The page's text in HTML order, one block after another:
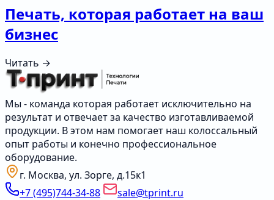
Печать, которая работает на ваш
бизнес
Читать →
Мы - команда которая работает исключительно на
результат и отвечает за качество изготавливаемой
продукции. В этом нам помогает наш колоссальный
опыт работы и конечно профессиональное
оборудование.
г. Москва, ул. Зорге, д.15к1
+7 (495)744-34-88
sale@tprint.ru